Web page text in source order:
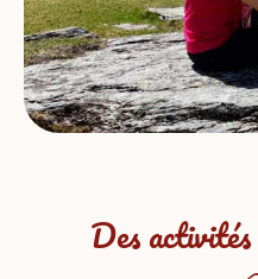
Des